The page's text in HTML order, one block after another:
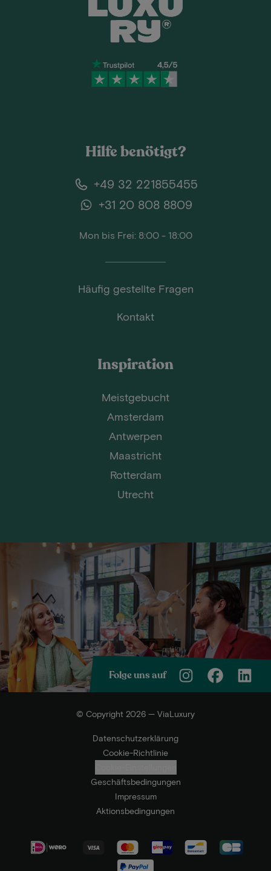
Hilfe benötigt?
+49 32 221855455
+31 20 808 8809
Mon bis Frei: 8:00 - 18:00
Häufig gestellte Fragen
Kontakt
Inspiration
Meistgebucht
Amsterdam
Antwerpen
Maastricht
Rotterdam
Utrecht
Folge uns auf
© Copyright 2026 — ViaLuxury
Datenschutzerklärung
Cookie-Richtlinie
Geschäftsbedingungen
Impressum
Aktionsbedingungen